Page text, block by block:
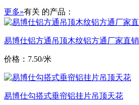
更多»有关 的产品：
易博仕铝方通吊顶木纹铝方通厂家直销
价格：7.50/米
易博仕勾搭式垂帘铝挂片吊顶天花